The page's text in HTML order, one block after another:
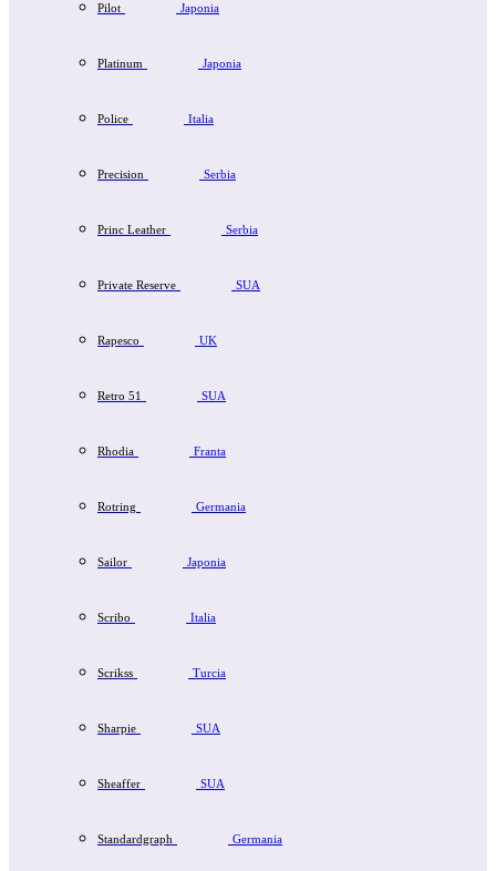
Pilot Japonia
Platinum Japonia
Police Italia
Precision Serbia
Princ Leather Serbia
Private Reserve SUA
Rapesco UK
Retro 51 SUA
Rhodia Franta
Rotring Germania
Sailor Japonia
Scribo Italia
Scrikss Turcia
Sharpie SUA
Sheaffer SUA
Standardgraph Germania